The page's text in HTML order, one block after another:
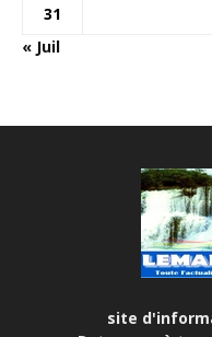
31
« Juil
site